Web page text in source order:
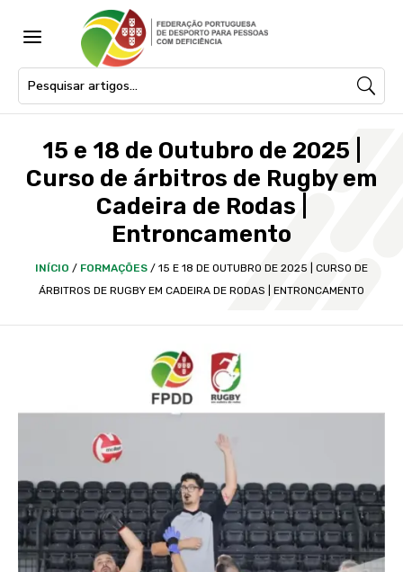
a
15 e 18 de Outubro de 2025 |
Curso de árbitros de Rugby em
Cadeira de Rodas |
Entroncamento
INÍCIO / FORMAÇÕES / 15 E 18 DE OUTUBRO DE 2025 | CURSO DE
ÁRBITROS DE RUGBY EM CADEIRA DE RODAS | ENTRONCAMENTO